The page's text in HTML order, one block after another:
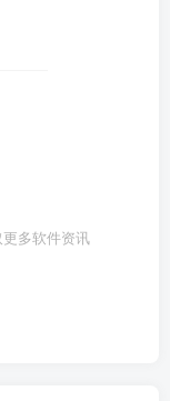
更多软件资讯